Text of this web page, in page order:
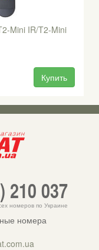
Mini IR/T2-Mini
Купить
210 037
номеров по Украине
номера